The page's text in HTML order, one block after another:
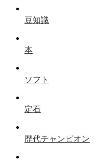
豆知識
本
ソフト
定石
歴代チャンピオン